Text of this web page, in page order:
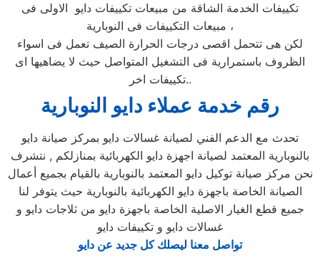
تكييفات الخدمة الشاقة من مبيعات تكييفات دايو الاولى فى
مبيعات التكييفات فى النوبارية ،
لكن هى تتحمل اقصى درجات الحرارة الصيف تعمل فى اسواء
الظروف باستمرارية فى التشغيل المتواصل حيث لا يضاهيها اى
تكييفات اخر..
رقم خدمة عملاء دايو النوبارية
تحدث مع الدعم الفني لصيانة غسالات دايو بمركز صيانة دايو
بالنوبارية المعتمد لصيانة اجهزة دايو الكهربائية بمنازلكم , نتشرف
نحن مركز صيانة توكيل دايو المعتمد بالنوبارية بالقيام بجميع أعمال
الصيانة الخاصة باجهزة دايو الكهربائية بالنوبارية حيث يتوفر لنا
جميع قطع الغيار الاصلية الخاصة باجهزة دايو من ثلاجات دايو و
غسالات دايو و تكييفات دايو
تواصل معنا ليصلك كل جديد عن دايو